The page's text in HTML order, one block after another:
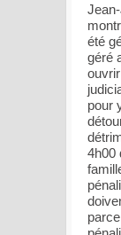
été
géré
pour
4h00